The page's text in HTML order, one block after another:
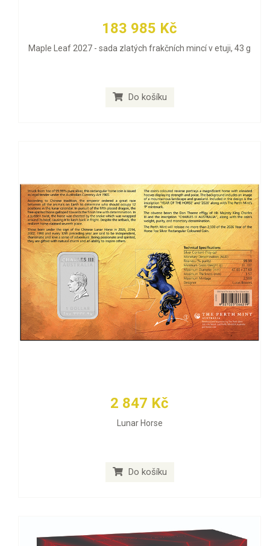
183 985 Kč
Maple Leaf 2027 - sada zlatých frakčních mincí v etuji, 43 g
Do košíku
2 847 Kč
Lunar Horse
Do košíku